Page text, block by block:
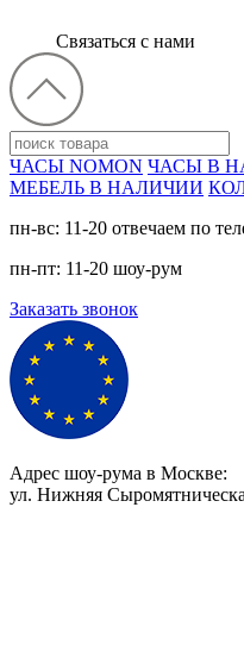
Связаться с нами
ЧАСЫ NOMON ЧАСЫ В
МЕБЕЛЬ В НАЛИЧИИ
пн-вс: 11-20 отвечаем по
пн-пт: 11-20 шоу-рум
Заказать звонок
Адрес шоу-рума в Москве:
ул. Нижняя